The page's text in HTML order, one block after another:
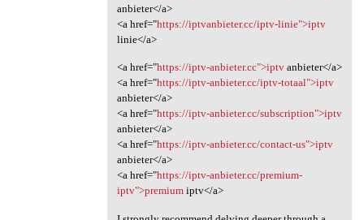
anbieter</a>
<a href="https://iptvanbieter.cc/iptv-linie">iptv
linie</a>
<a href="https://iptv-anbieter.cc">iptvanbieter</a>
<a href="https://iptv-anbieter.cc/iptv-totaal">iptv
anbieter</a>
<a href="https://iptv-anbieter.cc/subscription">iptv
anbieter</a>
<a href="https://iptv-anbieter.cc/contact-us">iptv
anbieter</a>
<a href="https://iptv-anbieter.cc/premium-
iptv">premiumiptv</a>